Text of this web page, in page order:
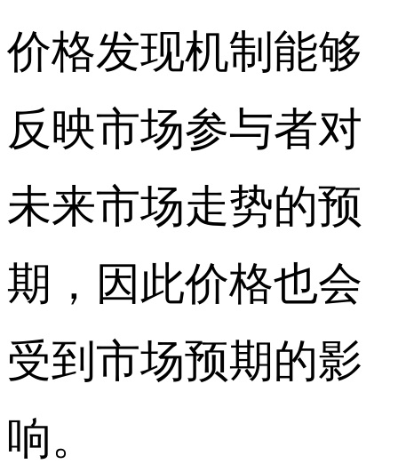
价格发现机制能够
反映市场参与者对
未来市场走势的预
期，因此价格也会
受到市场预期的影
响。